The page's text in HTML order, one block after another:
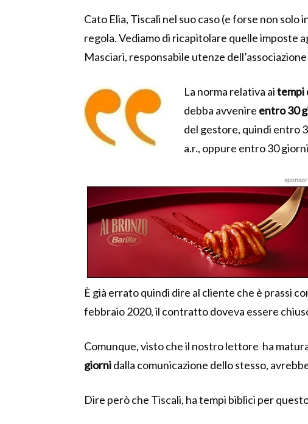
Cato Elia, Tiscali nel suo caso (e forse non
regola. Vediamo di ricapitolare quelle imposte
Masciari, responsabile utenze
La norma relativa aitempi
debba avvenire entro 30
del gestore, quindi entro
a.r., oppure entro 30
sponsor
È già errato quindi dire al cliente che è prassi
febbraio 2020, il contratto doveva essere
Comunque, visto che il nostro lettore ha
giornidalla comunicazione dello stesso,
Dire però che Tiscali, ha tempi biblici per